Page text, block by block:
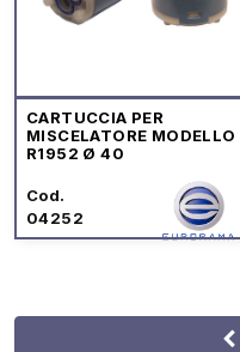
CARTUCCIA PER
MISCELATORE MODELLO
R1952 Ø 40
Cod.
04252